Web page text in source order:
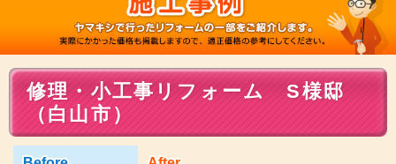
修理・小工事リフォーム S様邸
（白山市）